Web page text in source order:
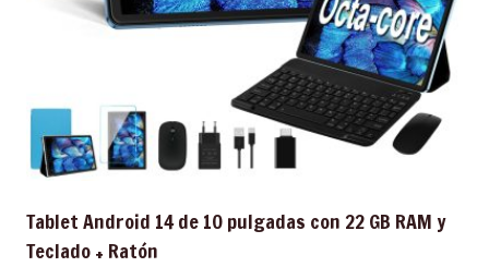
Tablet Android 14 de 10 pulgadas con 22 GB RAM y
Teclado + Ratón